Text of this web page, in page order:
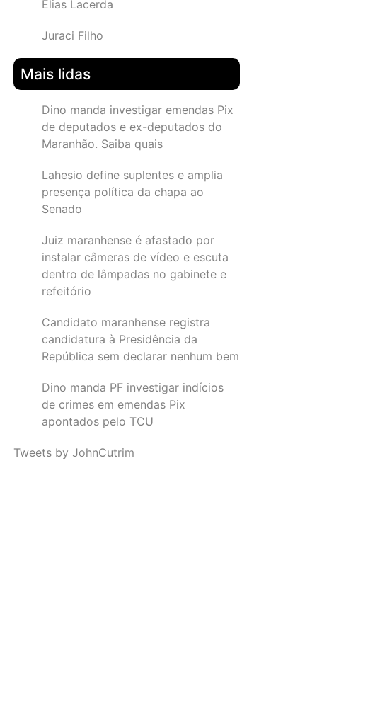
Elias Lacerda
Juraci Filho
Mais lidas
Dino manda investigar emendas Pix
de deputados e ex-deputados do
Maranhão. Saiba quais
Lahesio define suplentes e amplia
presença política da chapa ao
Senado
Juiz maranhense é afastado por
instalar câmeras de vídeo e escuta
dentro de lâmpadas no gabinete e
refeitório
Candidato maranhense registra
candidatura à Presidência da
República sem declarar nenhum bem
Dino manda PF investigar indícios
de crimes em emendas Pix
apontados pelo TCU
Tweets by JohnCutrim